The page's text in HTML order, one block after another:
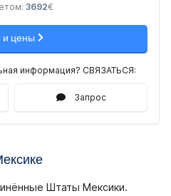
3692€
и цены
информация? СВЯЗАТЬСЯ:
Запрос
Штаты Мексики.